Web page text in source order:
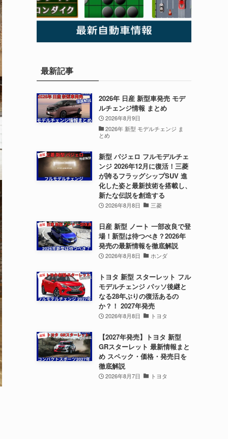
最新記事
2026年 日産 新型車発売 モデ
ルチェンジ情報 まとめ
2026年8月9日
2026年 新型 モデルチェンジ ま
とめ
新型 パジェロ フルモデルチェ
ンジ 2026年12月に復活！三菱
が誇るフラッグシップSUV 進
化した姿と最新技術を搭載し、
新たな伝説を創造する
2026年8月8日 三菱
日産 新型 ノート 一部改良で登
場！新型は待つべき？2026年
発売の最新情報を徹底解説
2026年8月8日 ホンダ
トヨタ 新型 スターレット フル
モデルチェンジ パッソ後継と
なる28年ぶりの復活あるの
か？！ 2027年発売
2026年8月8日 トヨタ
【2027年発売】トヨタ 新型
GRスターレット 最新情報まと
め スペック・価格・発売日を
徹底解説
2026年8月7日 トヨタ